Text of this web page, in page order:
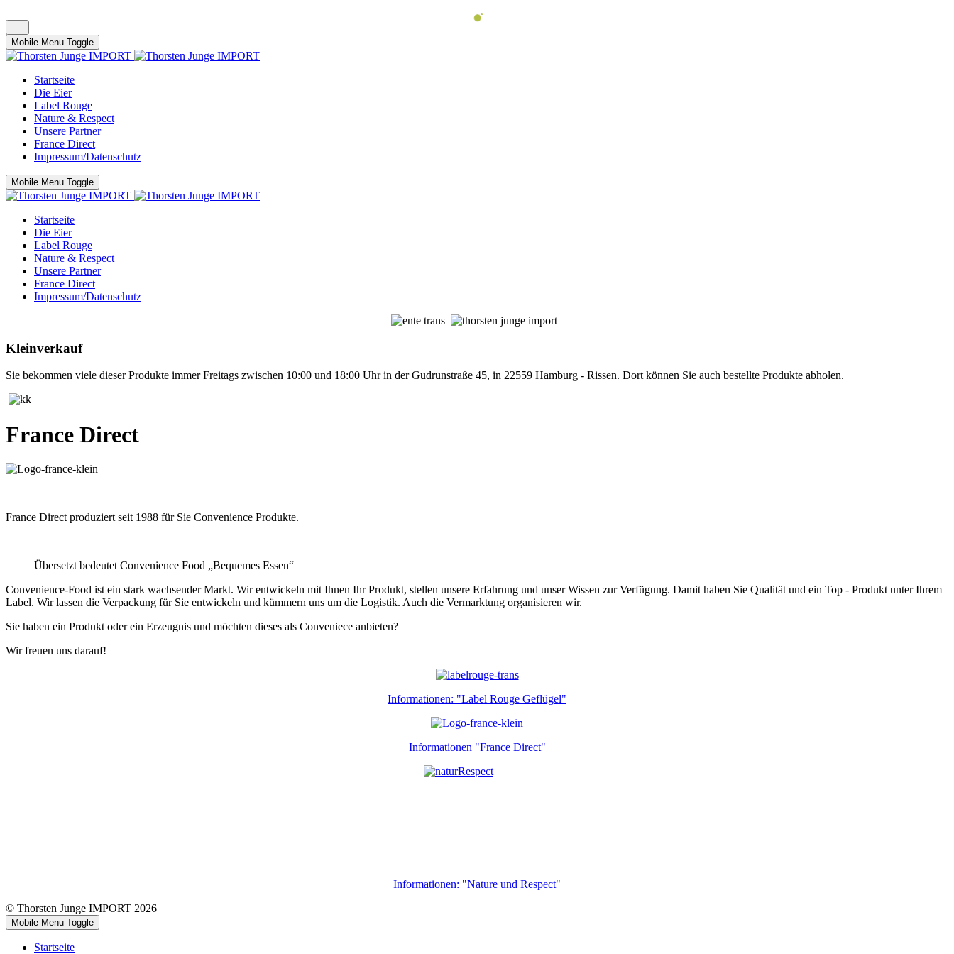
Mobile Menu Toggle
Startseite
Die Eier
Label Rouge
Nature & Respect
Unsere Partner
France Direct
Impressum/Datenschutz
Mobile Menu Toggle
Startseite
Die Eier
Label Rouge
Nature & Respect
Unsere Partner
France Direct
Impressum/Datenschutz
Kleinverkauf
Sie bekommen viele dieser Produkte immer Freitags zwischen 10:00 und 18:00 Uhr in der Gudrunstraße 45, in 22559 Hamburg - Rissen. Dort können Sie auch bestellte Produkte abholen.
France Direct
France Direct produziert seit 1988 für Sie Convenience Produkte.
Übersetzt bedeutet Convenience Food „Bequemes Essen“
Convenience-Food ist ein stark wachsender Markt. Wir entwickeln mit Ihnen Ihr Produkt, stellen unsere Erfahrung und unser Wissen zur Verfügung. Damit haben Sie Qualität und ein Top - Produkt unter Ihrem
Label. Wir lassen die Verpackung für Sie entwickeln und kümmern uns um die Logistik. Auch die Vermarktung organisieren wir.
Sie haben ein Produkt oder ein Erzeugnis und möchten dieses als Conveniece anbieten?
Wir freuen uns darauf!
Informationen: "Label Rouge Geflügel"
Informationen "France Direct"
Informationen: "Nature und Respect"
© Thorsten Junge IMPORT 2026
Mobile Menu Toggle
Startseite